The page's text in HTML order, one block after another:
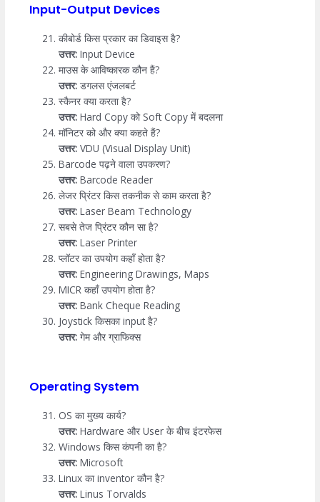
Input-Output Devices
कीबोर्ड किस प्रकार का डिवाइस है?
उत्तर: Input Device
माउस के आविष्कारक कौन हैं?
उत्तर: डगलस एंजलबर्ट
स्कैनर क्या करता है?
उत्तर: Hard Copy को Soft Copy में बदलना
मॉनिटर को और क्या कहते हैं?
उत्तर: VDU (Visual Display Unit)
Barcode पढ़ने वाला उपकरण?
उत्तर: Barcode Reader
लेजर प्रिंटर किस तकनीक से काम करता है?
उत्तर: Laser Beam Technology
सबसे तेज प्रिंटर कौन सा है?
उत्तर: Laser Printer
प्लॉटर का उपयोग कहाँ होता है?
उत्तर: Engineering Drawings, Maps
MICR कहाँ उपयोग होता है?
उत्तर: Bank Cheque Reading
Joystick किसका input है?
उत्तर: गेम और ग्राफिक्स
Operating System
OS का मुख्य कार्य?
उत्तर: Hardware और User के बीच इंटरफेस
Windows किस कंपनी का है?
उत्तर: Microsoft
Linux का inventor कौन है?
उत्तर: Linus Torvalds